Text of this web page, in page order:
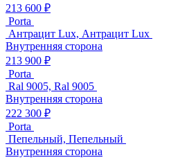
213 600 ₽
Porta
Антрацит Lux, Антрацит Lux
Внутренняя сторона
213 900 ₽
Porta
Ral 9005, Ral 9005
Внутренняя сторона
222 300 ₽
Porta
Пепельный, Пепельный
Внутренняя сторона